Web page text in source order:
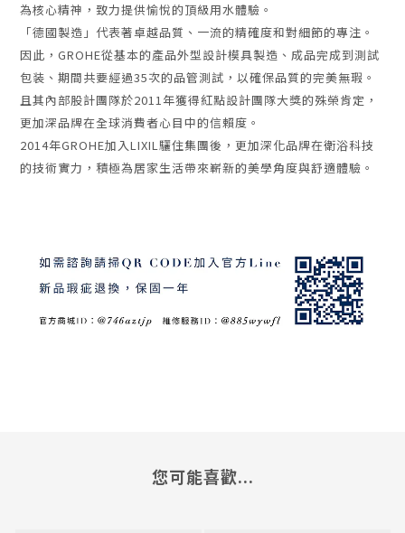
為核心精神，致力提供愉悅的頂級用水體驗。
「德國製造」代表著卓越品質、一流的精確度和對細節的專注。
因此，GROHE從基本的產品外型設計模具製造、成品完成到測試
包装、期間共要經過35次的品管測試，以確保品質的完美無瑕。
且其內部股計團隊於2011年獲得紅點設計團隊大獎的殊榮肯定，
更加深品牌在全球消費者心目中的信賴度。
2014年GROHE加入LIXIL驪住集團後，更加深化品牌在衛浴科技
的技術實力，積極為居家生活帶來嶄新的美學角度與舒適體驗。
您可能喜歡...